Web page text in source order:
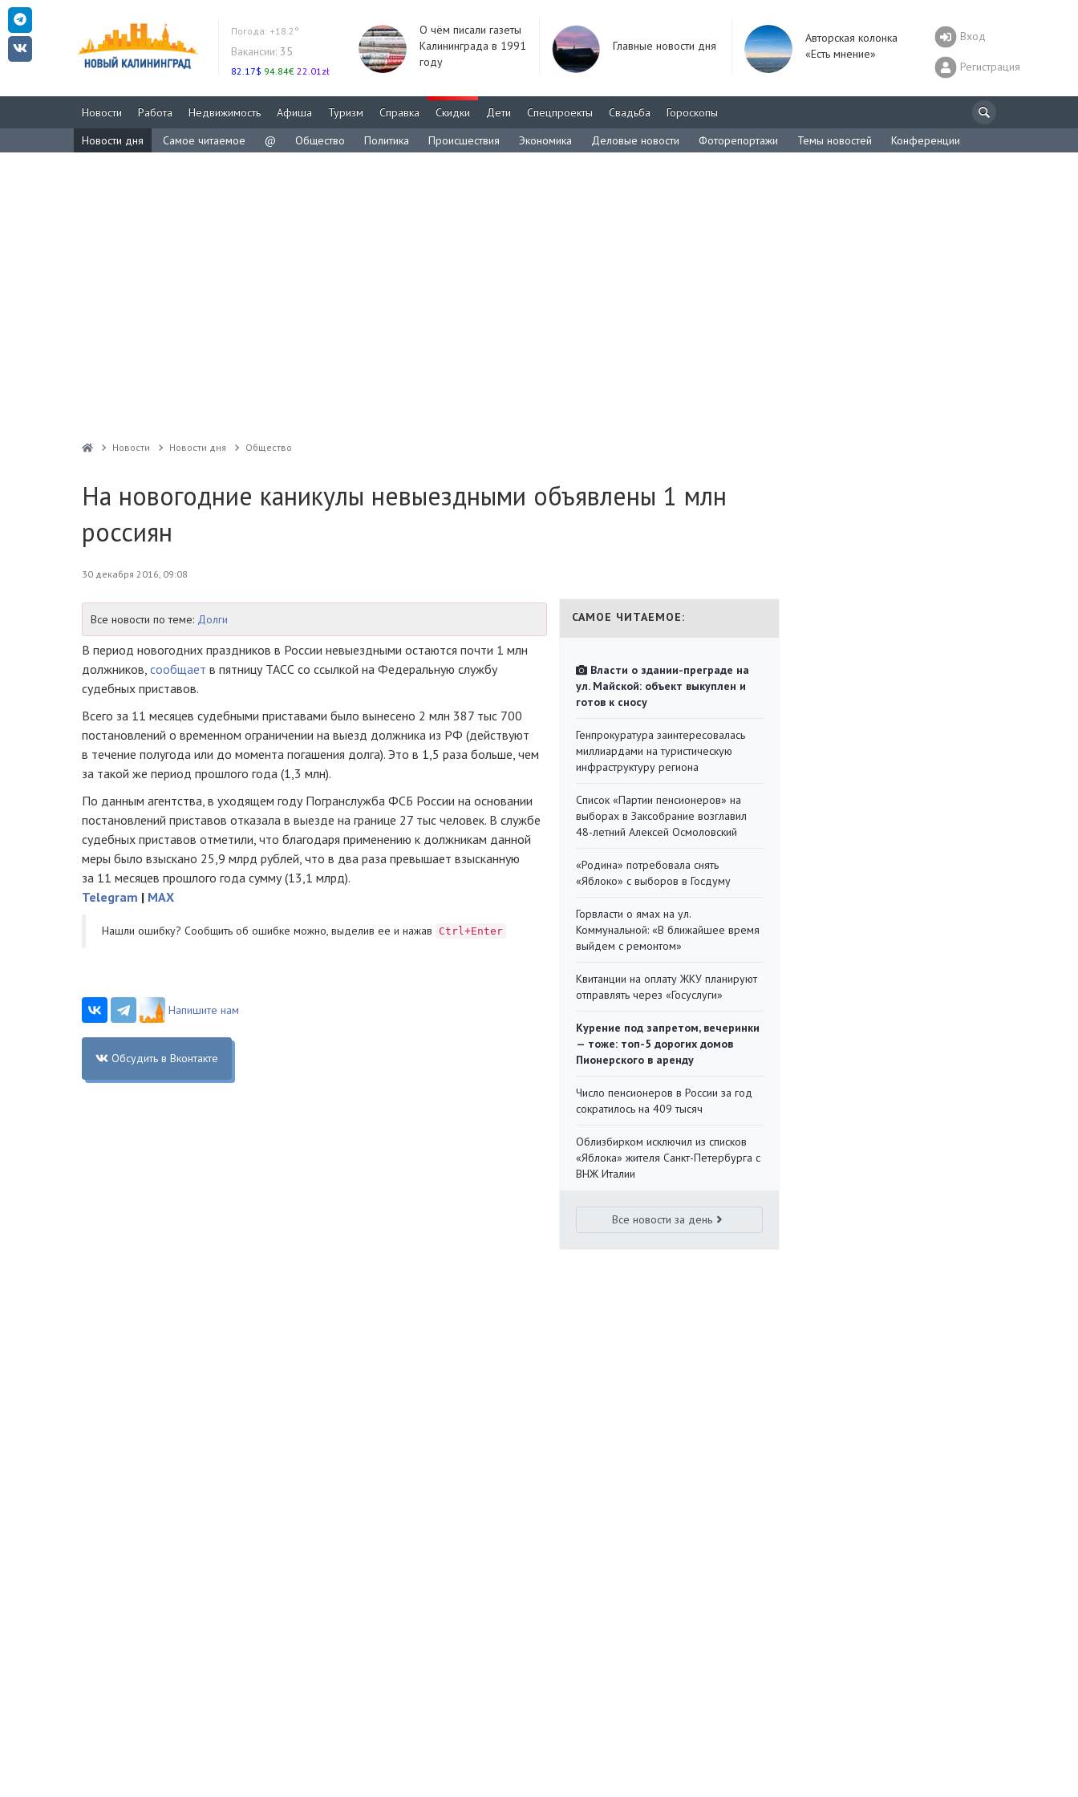
Погода: +18.2°
Вакансии: 35
82.17$ 94.84€ 22.01zł
О чём писали газеты
Калининграда в 1991
году
Главные новости дня
Авторская колонка
«Есть мнение»
Вход
Регистрация
Новости Работа Недвижимость Афиша Туризм Справка Скидки Дети Спецпроекты Свадьба
Гороскопы
Новости дня
Самое читаемое @ Общество Политика Происшествия Экономика Деловые новости Фоторепортажи Темы новостей Конференции
Новости Новости дня Общество
На новогодние каникулы невыездными объявлены 1 млн
россиян
30 декабря 2016, 09:08
Все новости по теме: Долги
В период новогодних праздников в России невыездными остаются почти 1 млн
должников, сообщает в пятницу ТАСС со ссылкой на Федеральную службу
судебных приставов.
Всего за 11 месяцев судебными приставами было вынесено 2 млн 387 тыс 700
постановлений о временном ограничении на выезд должника из РФ (действуют
в течение полугода или до момента погашения долга). Это в 1,5 раза больше, чем
за такой же период прошлого года (1,3 млн).
По данным агентства, в уходящем году Погранслужба ФСБ России на основании
постановлений приставов отказала в выезде на границе 27 тыс человек. В службе
судебных приставов отметили, что благодаря применению к должникам данной
меры было взыскано 25,9 млрд рублей, что в два раза превышает взысканную
за 11 месяцев прошлого года сумму (13,1 млрд).
Telegram | MAX
Нашли ошибку? Cообщить об ошибке можно, выделив ее и нажав Ctrl+Enter
Напишите нам
Обсудить в Вконтакте
САМОЕ ЧИТАЕМОЕ:
Власти о здании-преграде на
ул. Майской: объект выкуплен и
готов к сносу
Генпрокуратура заинтересовалась
миллиардами на туристическую
инфраструктуру региона
Список «Партии пенсионеров» на
выборах в Заксобрание возглавил
48-летний Алексей Осмоловский
«Родина» потребовала снять
«Яблоко» с выборов в Госдуму
Горвласти о ямах на ул.
Коммунальной: «В ближайшее время
выйдем с ремонтом»
Квитанции на оплату ЖКУ планируют
отправлять через «Госуслуги»
Курение под запретом, вечеринки
— тоже: топ-5 дорогих домов
Пионерского в аренду
Число пенсионеров в России за год
сократилось на 409 тысяч
Облизбирком исключил из списков
«Яблока» жителя Санкт-Петербурга с
ВНЖ Италии
Все новости за день